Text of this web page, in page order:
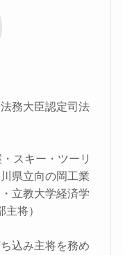
務大臣認定司法
スキー・ツーリ
県立向の岡工業
立教大学経済学
将）
込み主将を務め